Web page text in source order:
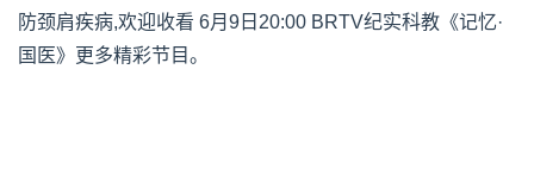
防颈肩疾病,欢迎收看 6月9日20:00 BRTV纪实科教《记忆·
国医》更多精彩节目。